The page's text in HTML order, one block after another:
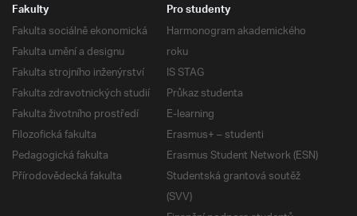
Fakulty
Fakulta sociálně ekonomická
Fakulta umění a designu
Fakulta strojního inženýrství
Fakulta zdravotnických studií
Fakulta životního prostředí
Filozofická fakulta
Pedagogická fakulta
Přírodovědecká fakulta
Pro studenty
Harmonogram akademického
roku
IS STAG
Průkaz studenta
E-learning
Erasmus+ – studenti
Erasmus Student Network (ESN)
Studentská grantová soutěž
(SVV)